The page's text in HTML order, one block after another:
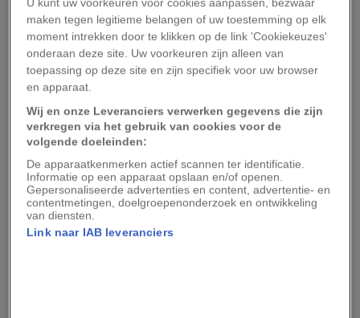
Maak kennis met de inheemse vrouwen die de
Canadese toeristenindustrie op zijn kop zetten
Sommige van die ervaringen zijn op zijn zachtst
gezegd niet doorsnee, zoals eenkajaktocht over
de Nijlom deEgyptische
bezoeken, of eenwandeling met een kudde
schapenin Death Valley in de Amerikaanse staat
Californië. Er zijn natuurlijk ook wel meer
conventionele tours. Zo kun je
maken tegen legitieme belangen of uw toestemming op elk
moment intrekken door te klikken op de link 'Cookiekeuzes'
onderaan deze site. Uw voorkeuren zijn alleen van
toepassing op deze site en zijn specifiek voor uw browser
en apparaat.
Wij en onze Leveranciers verwerken gegevens die zijn
verkregen via het gebruik van cookies voor de
volgende doeleinden:
De apparaatkenmerken actief scannen ter identificatie.
Informatie op een apparaat opslaan en/of openen.
Gepersonaliseerde advertenties en content, advertentie- en
contentmetingen, doelgroepenonderzoek en ontwikkeling
van diensten.
Link naar IAB leveranciers